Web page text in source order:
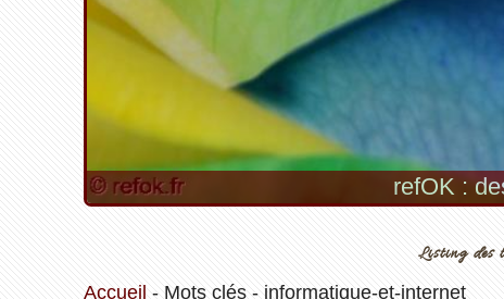
refOK :
Listing des
Accueil - Mots clés- informatique-et-internet